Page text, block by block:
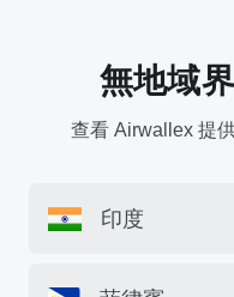
無地域
查看 Airwallex 提
印度